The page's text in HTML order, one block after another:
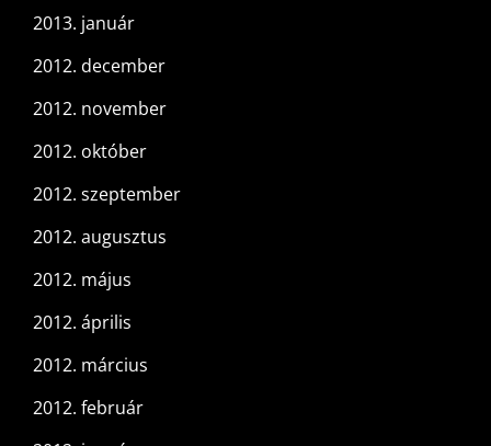
2013. január
2012. december
2012. november
2012. október
2012. szeptember
2012. augusztus
2012. május
2012. április
2012. március
2012. február